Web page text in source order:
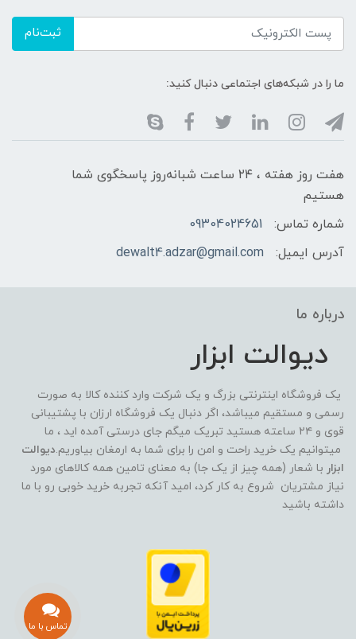
ثبت‌نام
ما را در شبکه‌های اجتماعی دنبال کنید:
هفت روز هفته ، ۲۴ ساعت شبانه‌روز پاسخگوی شما
هستیم
شماره تماس:
09304024651
آدرس ایمیل:
dewalt4.adzar@gmail.com
درباره ما
دیوالت ابزار
یک فروشگاه اینترنتی بزرگ و یک شرکت وارد کننده کالا به صورت
رسمی و مستقیم میباشد، اگر دنبال یک فروشگاه ارزان با پشتیبانی
قوی و ۲۴ ساعته هستید تبریک میگم جای درستی آمده اید ، ما
میتوانیم یک خرید راحت و امن را برای شما به ارمغان بیاوریم.دیوالت
ابزار با شعار (همه چیز از یک جا) به معنای تامین همه کالاهای مورد
نیاز مشتریان شروع به کار کرد، امید آنکه تجربه خرید خوبی رو با ما
داشته باشید
تماس با ما